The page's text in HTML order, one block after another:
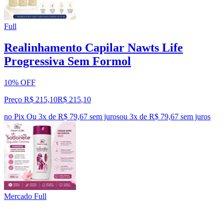
Full
Realinhamento Capilar Nawts Life
Progressiva Sem Formol
10% OFF
Preço R$ 215,10R$ 215,10
no Pix Ou 3x de R$ 79,67 sem jurosou 3x de R$ 79,67 sem juros
Mercado Full